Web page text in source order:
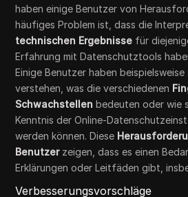
haben einige Benutzer von
häufiges Problem ist, dass die
technischen Ergebnisse für
Erfahrung mit Datenschutztools
Einige Benutzer haben
verstehen, was die verschiedenen
Schwachstellen bedeuten oder wie
Kenntnis der Online-
werden können. Diese
Benutzerzeigen, dass es einen
Erklärungen oder Leitfäden gibt,
Verbesserungsvorschläge